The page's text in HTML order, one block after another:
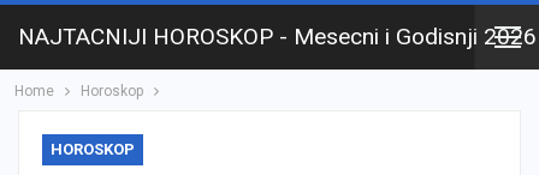
NAJTACNIJI HOROSKOP - Mesecni i Godisnji 2026
Home Horoskop
HOROSKOP